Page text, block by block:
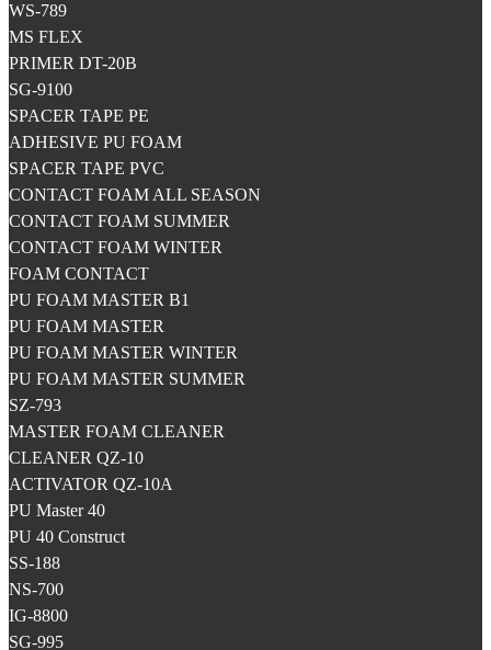
WS-789
MS FLEX
PRIMER DT-20B
SG-9100
SPACER TAPE PE
ADHESIVE PU FOAM
SPАCER TAPE PVC
CONTACT FOAM ALL SEASON
CONTACT FOAM SUMMER
CONTACT FOAM WINTER
FOAM CONTACT
PU FOAM MASTER B1
PU FOAM MASTER
PU FOAM MASTER WINTER
PU FOAM MASTER SUMMER
SZ-793
MASTER FOAM CLEANER
CLEANER QZ-10
ACTIVATOR QZ-10A
PU Master 40
PU 40 Construct
SS-188
NS-700
IG-8800
SG-995